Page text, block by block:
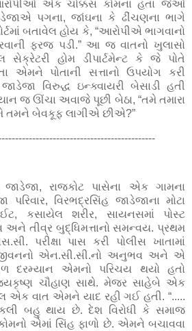
એક ચોક્કસ કોમના હતા જેઓ
પગના, જાંઘના કે ઢીંચણના ભાગે
બતાવેલ હોય કે, “આરોપીએ ભાગવાનો
ફરજ પડી.” આ જ વાતનો ખુલાસો
હોમ ડીપાર્ટમેન્ટ કે જે પોતે
એમને પોતાની સત્તાનો ઉપયોગ કરી
વિરુદ્ધ ઇન્ક્વાયરી બેસાડી હતી
જ ઊંચા અવાજે પૂછી બેઠા, “તમે તમારા
તમને બેવકૂફ લાગીએ છીએ?”
જાડેજા, રાજકોટ પાસેના એક ગામના
પરિવાર, વિરભદ્રસિંહ જાડેજાના મોટા
કસાયેલ શરીર, સાયનસમાં પોસ્ટ
અને તીવ્ર બુદ્ધિમત્તાનો સમન્વય. પ્રથમ
પરીક્ષા પાસ કરી પોલીસ ખાતામાં
જીવનનો એન.સી.સી.નો અનુભવ અને એ
દરમ્યાન એમનો પરિચય થયો હતો
ચૌહાણ સાથે. મેજર સાહેબે એક
એક વાત એમને યાદ રહી ગઈ હતી. “.....
બહુ થાય છે. દેશ વિરોધી કે સમાજ
કોમનો એમાં સિંહ ફાળો છે. એમને બચાવવા